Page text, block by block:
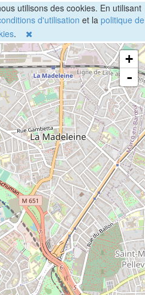
utilisons des cookies. En utilisant
d'utilisation et la politique de
.
+
-